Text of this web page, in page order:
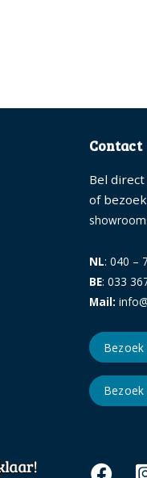
Contact
Bel
of
NL: 040 –
BE: 033
Mail: